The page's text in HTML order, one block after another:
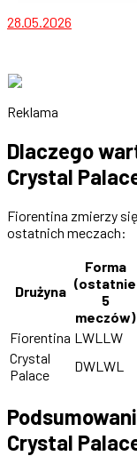
28.05.2026
Reklama
Dlaczego
Crystal
Fiorentina zmierzy
ostatnich meczach:
Drużyna
Forma
(ostatnie
5
meczów)
Fiorentina LWLLW
Crystal
Palace
DWLWL
Crystal